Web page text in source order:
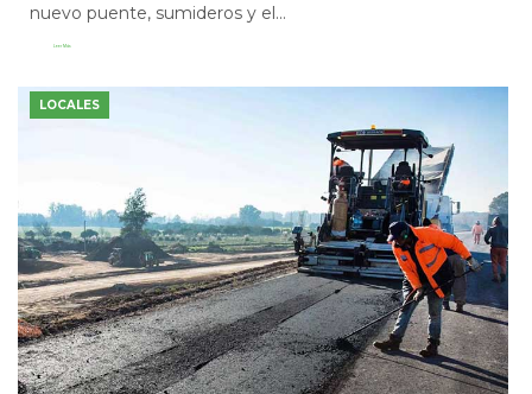
nuevo puente, sumideros y el...
Leer Más
LOCALES